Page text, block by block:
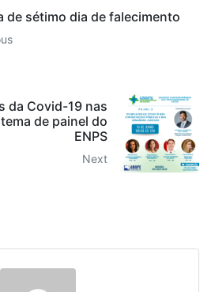
de sétimo dia de falecimento
da Covid-19 nas
de painel do
ENPS
Next